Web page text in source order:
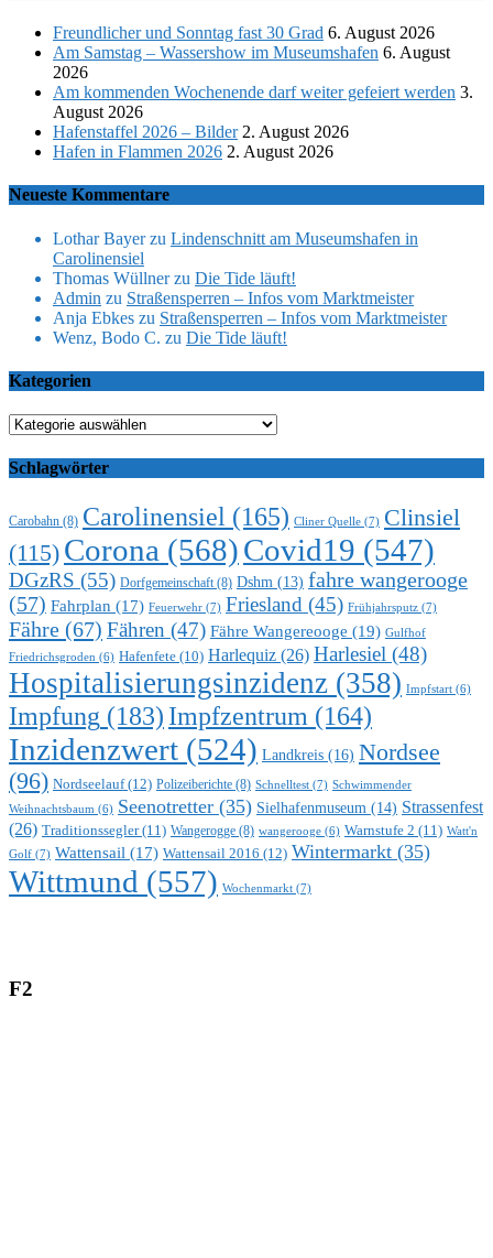
Freundlicher und Sonntag fast 30 Grad 6. August 2026
Am Samstag – Wassershow im Museumshafen 6. August
2026
Am kommenden Wochenende darf weiter gefeiert werden 3.
August 2026
Hafenstaffel 2026 – Bilder 2. August 2026
Hafen in Flammen 2026 2. August 2026
Neueste Kommentare
Lothar Bayerzu Lindenschnitt am Museumshafen in
Carolinensiel
Thomas Wüllnerzu Die Tide läuft!
Admin zu Straßensperren – Infos vom Marktmeister
Anja Ebkes zu Straßensperren – Infos vom Marktmeister
Wenz, Bodo C. zu Die Tide läuft!
Kategorien
Kategorien
Schlagwörter
Carobahn (8) Carolinensiel (165) Cliner Quelle (7) Clinsiel
(115) Corona (568)Covid19 (547)
DGzRS (55) Dorfgemeinschaft(8) Dshm (13) fahre wangerooge
(57) Fahrplan (17) Feuerwehr (7) Friesland (45) Frühjahrsputz (7)
Fähre (67) Fähren (47) Fähre Wangereooge (19) Gulfhof
Friedrichsgroden (6) Hafenfete (10) Harlequiz (26) Harlesiel (48)
Hospitalisierungsinzidenz (358) Impfstart (6)
Impfung (183) Impfzentrum (164)
Inzidenzwert (524) Landkreis (16) Nordsee
(96) Nordseelauf(12) Polizeiberichte (8) Schnelltest (7) Schwimmender
Weihnachtsbaum (6) Seenotretter (35) Sielhafenmuseum (14) Strassenfest
(26) Traditionssegler(11) Wangerogge (8) wangerooge (6) Warnstufe 2 (11) Watt'n
Golf (7) Wattensail (17) Wattensail 2016 (12) Wintermarkt (35)
Wittmund (557) Wochenmarkt (7)
F2